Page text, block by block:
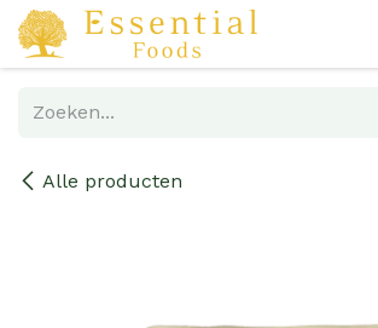
Overslaan naar inhoud
Alle producten